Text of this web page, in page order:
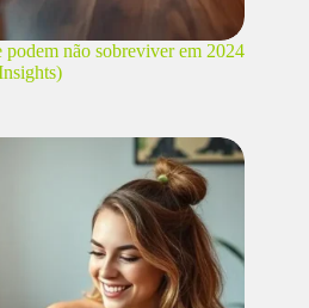
podem não sobreviver em 2024